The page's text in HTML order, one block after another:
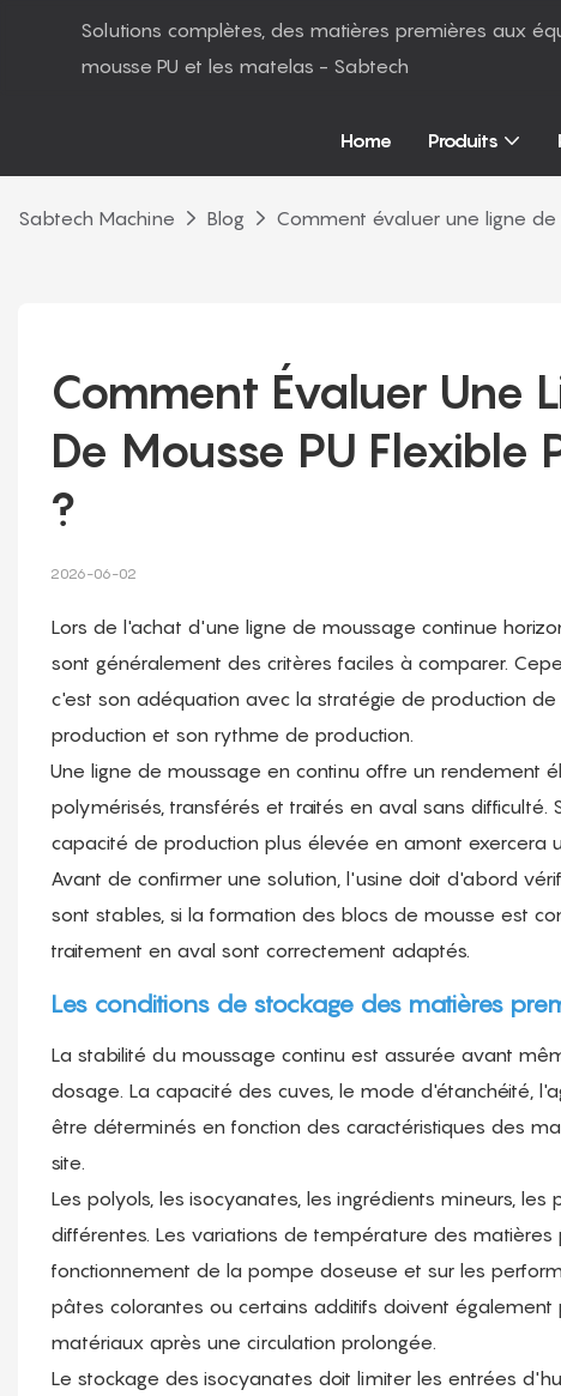
Solutions complètes, des matières premières aux
mousse PU et les matelas - Sabtech
Home Produits
Sabtech Machine Blog Comment évaluer une ligne
Comment Évaluer Une
De Mousse PU Flexible
?
2026-06-02
Lors de l'achat d'une ligne de moussage continue
sont généralement des critères faciles à comparer.
c'est son adéquation avec la stratégie de production
production et son rythme de production.
Une ligne de moussage en continu offre un rendement
polymérisés, transférés et traités en aval sans
capacité de production plus élevée en amont exercera
Avant de confirmer une solution, l'usine doit d'abord
sont stables, si la formation des blocs de mousse est
traitement en aval sont correctement adaptés.
Les conditions de stockage des matières
La stabilité du moussage continu est assurée avant
dosage. La capacité des cuves, le mode d'étanchéité,
être déterminés en fonction des caractéristiques des
site.
Les polyols, les isocyanates, les ingrédients mineurs,
différentes. Les variations de température des
fonctionnement de la pompe doseuse et sur les
pâtes colorantes ou certains additifs doivent
matériaux après une circulation prolongée.
Le stockage des isocyanates doit limiter les entrées